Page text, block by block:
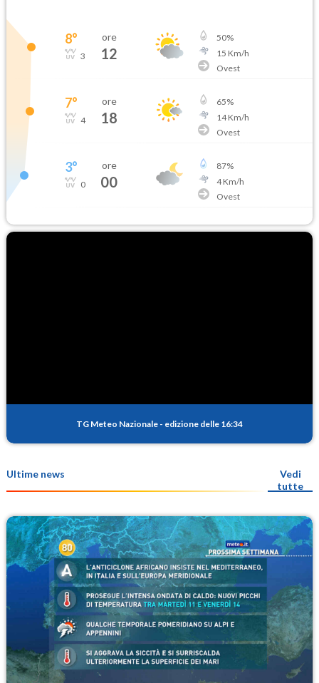
8°
3
ore
12
50%
15 Km/h
Ovest
7°
4
ore
18
65%
14Km/h
Ovest
3°
0
ore
00
87%
4Km/h
Ovest
TG Meteo Nazionale - edizione delle 16:34
Ultime news
Vedi
tutte